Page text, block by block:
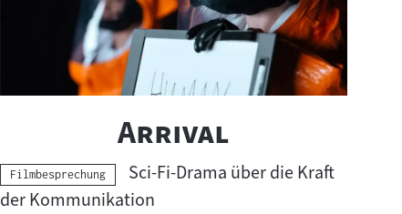
"
Arrival"
Kategorie:
Filmbesprechung
Sci-Fi-Drama über die Kraft
der Kommunikation